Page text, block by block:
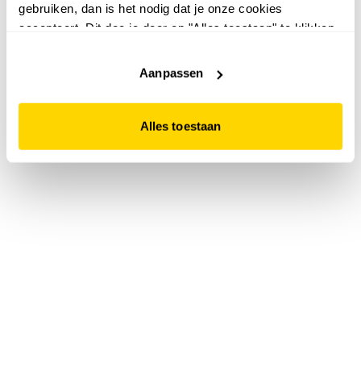
gebruiken, dan is het nodig dat je onze cookies
accepteert. Dit doe je door op "Alles toestaan" te klikken.
website niet optimaal functioneert.
Aanpassen
Alles toestaan